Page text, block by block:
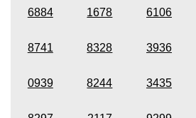
6884 1678 6106
8741 8328 3936
0939 8244 3435